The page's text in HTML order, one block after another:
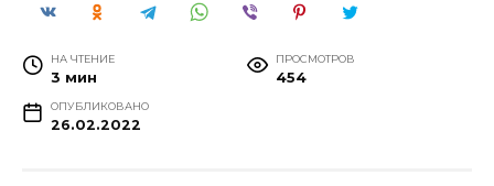
НА ЧТЕНИЕ
3 мин
ПРОСМОТРОВ
454
ОПУБЛИКОВАНО
26.02.2022